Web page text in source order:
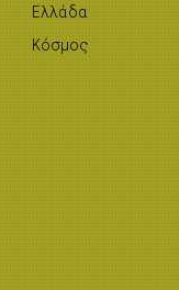
Ελλάδα
Κόσμος